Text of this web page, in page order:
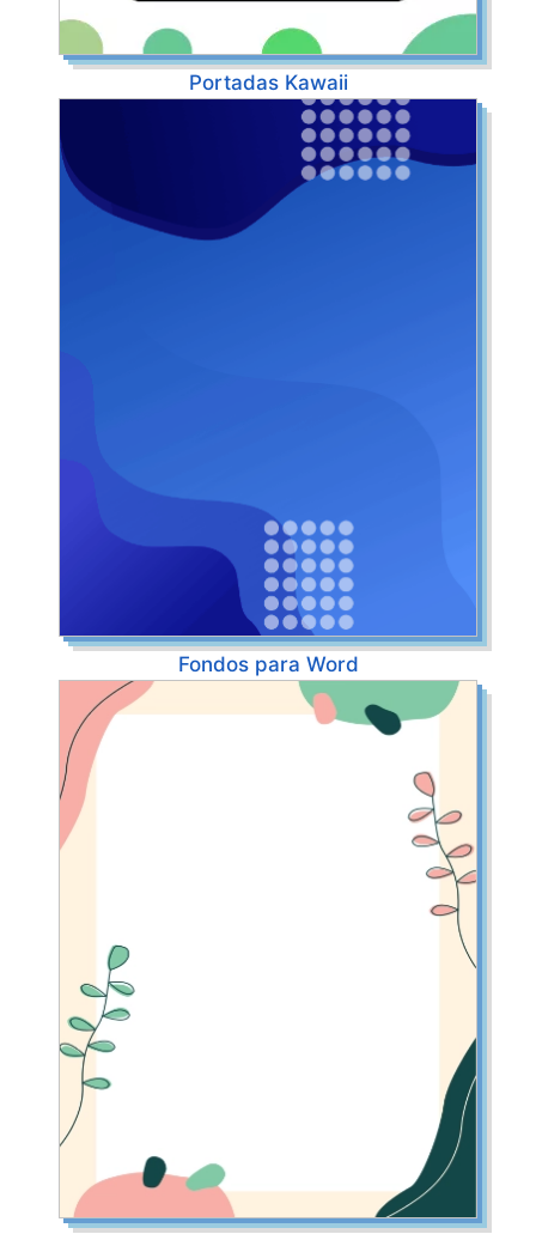
Portadas Kawaii
Fondos para Word